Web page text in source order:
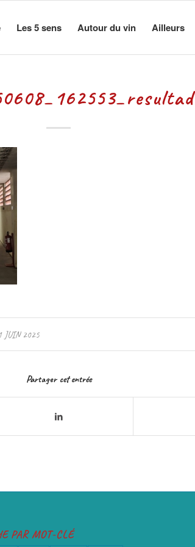
Les 5 sens Autour du vin Ailleurs
JUIN 2025
Partager cet entrée
PAR MOT-CLÉ